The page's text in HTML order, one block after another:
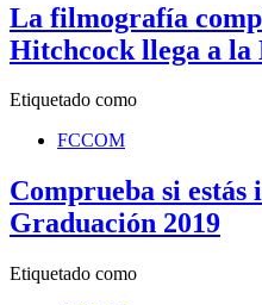
La filmografía
Hitchcock llega a la
Etiquetado como
FCCOM
Comprueba si estás
Graduación 2019
Etiquetado como